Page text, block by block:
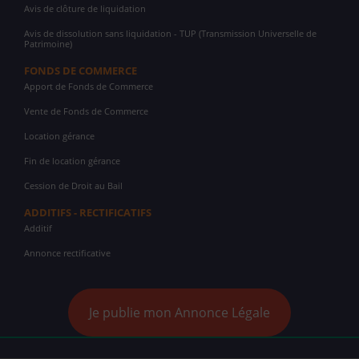
Avis de clôture de liquidation
Avis de dissolution sans liquidation - TUP (Transmission Universelle de
Patrimoine)
FONDS DE COMMERCE
Apport de Fonds de Commerce
Vente de Fonds de Commerce
Location gérance
Fin de location gérance
Cession de Droit au Bail
ADDITIFS - RECTIFICATIFS
Additif
Annonce rectificative
Je publie mon Annonce Légale